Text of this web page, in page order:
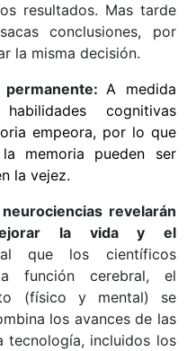
resultados. Mas tarde
conclusiones, por
la misma decisión.
permanente:A medida
cognitivas
empeora, por lo que
memoria pueden ser
la vejez.
revelarán
la vida y el
que los científicos
función cerebral, el
(físico y mental) se
los avances de las
tecnología, incluidos los